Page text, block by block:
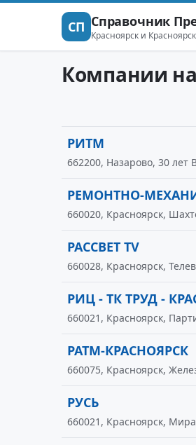
СП Справочник
Красноярск и
Компании
РИТМ
662200, Назарово, 30 лет
РЕМОНТНО-
660020, Красноярск,
РАССВЕТ TV
660028, Красноярск,
РИЦ - ТК ТРУД -
660021, Красноярск,
РАТМ-КРАСНОЯРСК
660075, Красноярск,
РУСЬ
660021, Красноярск,